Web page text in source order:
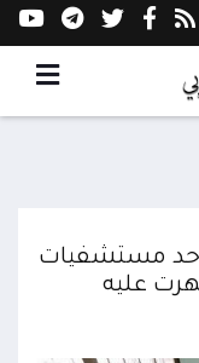
مستشفيات
عليه